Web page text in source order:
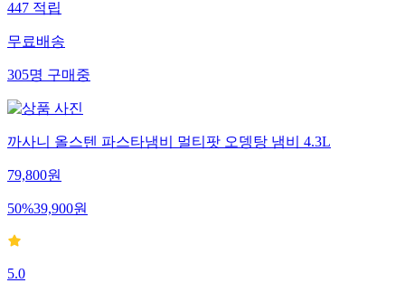
447 적립
무료배송
305명 구매중
까사니 올스텐 파스타냄비 멀티팟 오뎅탕 냄비 4.3L
79,800원
50%39,900원
5.0